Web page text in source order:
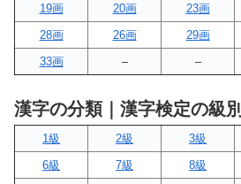
19画
20画 23画
28画
26画 29画
33画
– –
漢字の分類｜漢字検定の級別
1級 2級 3級
6級
7級 8級